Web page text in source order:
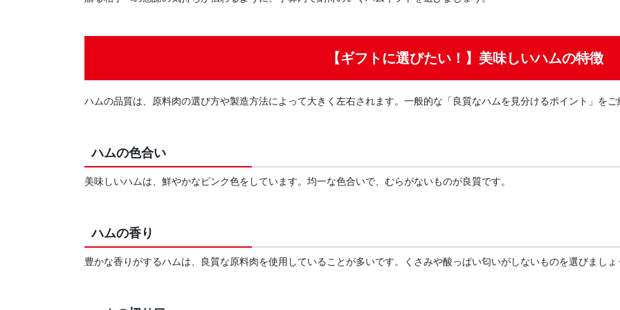
【ギフトに選びたい！】美味しいハムの特徴
ハムの品質は、原料肉の選び方や製造方法によって大きく左右されます。一般的な「良質なハムを見分けるポイント」をご
ハムの色合い
美味しいハムは、鮮やかなピンク色をしています。均一な色合いで、むらがないものが良質です。
ハムの香り
豊かな香りがするハムは、良質な原料肉を使用していることが多いです。くさみや酸っぱい匂いがしないものを選びましょ